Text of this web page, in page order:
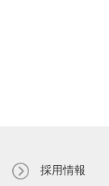
採用情報